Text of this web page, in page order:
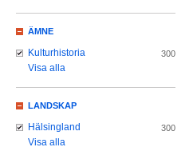
ÄMNE
Kulturhistoria 300
Visa alla
LANDSKAP
Hälsingland 300
Visa alla